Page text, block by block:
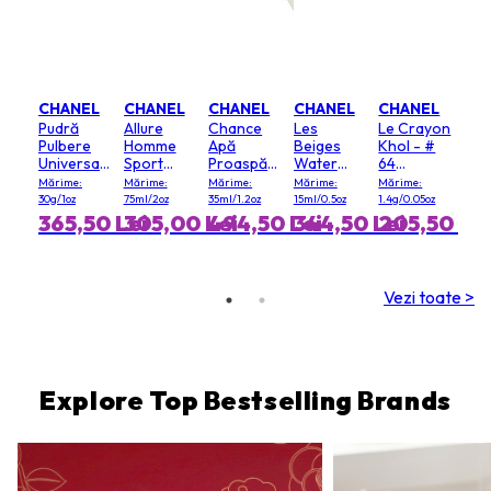
CHANEL
Pudră
Pulbere
Universală
- 20
(Clair)
Mărime:
30g/1oz
365,50 Lei
CHANEL
Allure
Homme
Sport
Deodorant
Solid
Mărime:
75ml/2oz
305,00 Lei
CHANEL
Chance
Apă
Proaspătă
Spumă de
Păr
Mărime:
35ml/1.2oz
494,50 Lei
CHANEL
Les
Beiges
Water
Fresh
Blush - #
Light Pink
Mărime:
15ml/0.5oz
344,50 Lei
CHANEL
Le Crayon
Khol - #
64
Graphite
Mărime:
1.4g/0.05oz
205,50 Lei
Vezi toate >
Explore Top Bestselling Brands